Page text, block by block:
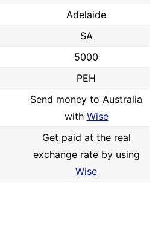
Adelaide
SA
5000
PEH
Send money to Australia
with Wise
Get paid at the real
exchange rate by using
Wise